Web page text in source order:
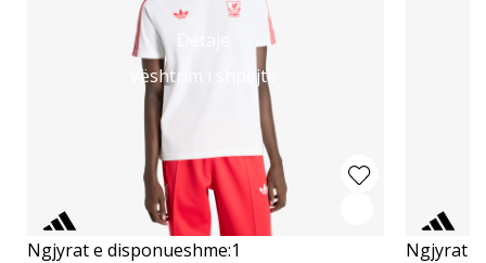
Vështrim i shpejtë
Ngjyrat e disponueshme:1 Ngjyrat e